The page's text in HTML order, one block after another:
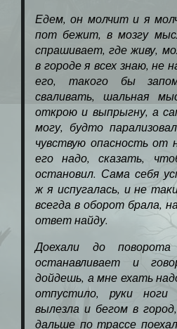
Едем, он молчит и я
пот бежит, в мозгу
спрашивает, где живу,
в городе я всех знаю, не
его, такого бы
сваливать, шальная
открою и выпрыгну, а
могу, будто
чувствую опасность от
его надо, сказать,
остановил. Сама себя
ж я испугалась, и не
всегда в оборот брала,
ответ найду.
Доехали до
останавливает и
дойдешь, а мне ехать
отпустило, руки
вылезла и бегом в
дальше по трассе